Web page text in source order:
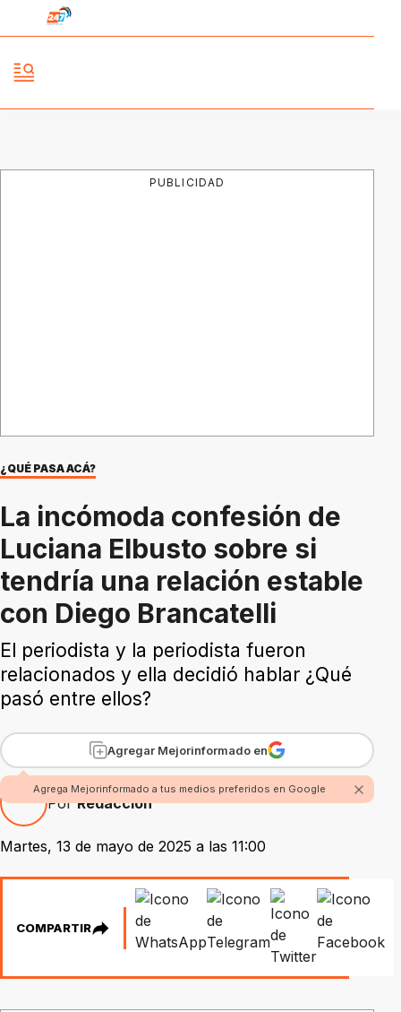
PUBLICIDAD
¿QUÉ PASA ACÁ?
La incómoda confesión de
Luciana Elbusto sobre si
tendría una relación estable
con Diego Brancatelli
El periodista y la periodista fueron
relacionados y ella decidió hablar ¿Qué
pasó entre ellos?
Agregar Mejorinformado en
Agrega Mejorinformado a tus medios preferidos en Google
PorRedacción
Martes, 13 de mayo de 2025 a las 11:00
COMPARTIR